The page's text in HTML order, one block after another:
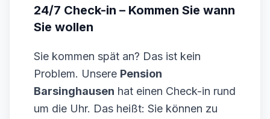
24/7 Check-in – Kommen Sie wann
Sie wollen
Sie kommen spät an? Das ist kein
Problem. Unsere Pension
Barsinghausen hat einen Check-in rund
um die Uhr. Das heißt: Sie können zu